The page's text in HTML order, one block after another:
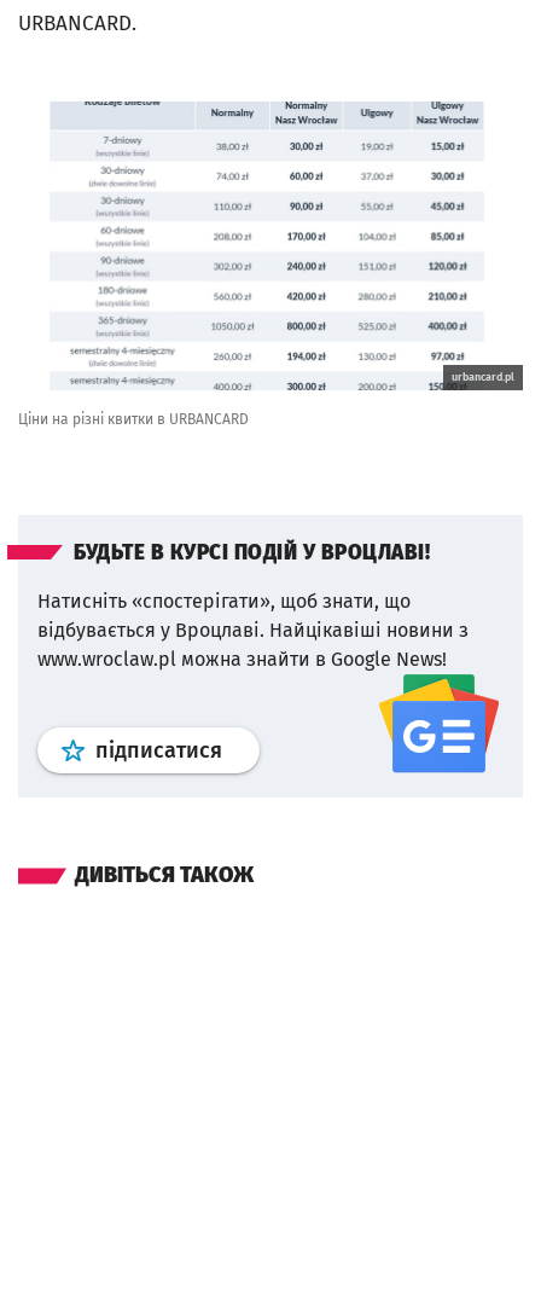
URBANCARD.
urbancard.pl
Ціни на різні квитки в URBANCARD
БУДЬТЕ В КУРСІ ПОДІЙ У ВРОЦЛАВІ!
Натисніть «спостерігати», щоб знати, що
відбувається у Вроцлаві. Найцікавіші новини з
www.wroclaw.pl можна знайти в Google News!
підписатися Профіль google news
ДИВІТЬСЯ ТАКОЖ